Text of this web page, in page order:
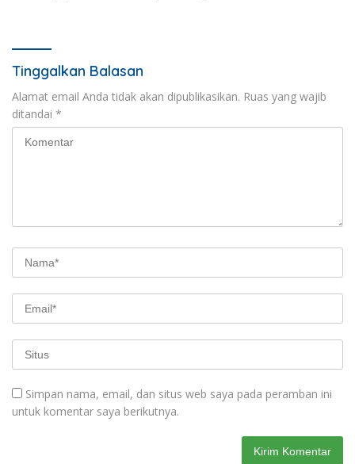
Tinggalkan Balasan
Alamat email Anda tidak akan dipublikasikan. Ruas yang wajib
ditandai *
Simpan nama, email, dan situs web saya pada peramban ini
untuk komentar saya berikutnya.